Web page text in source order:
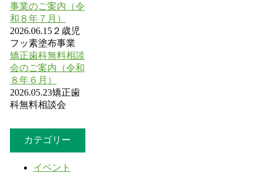
事業のご案内（令
和８年７月）
2026.06.15２歳児
フッ素塗布事業
矯正歯科無料相談
会のご案内（令和
８年６月）
2026.05.23矯正歯
科無料相談会
カテゴリー
イベント